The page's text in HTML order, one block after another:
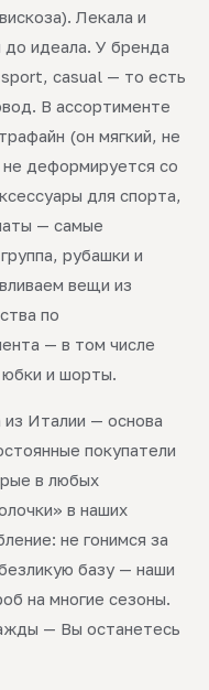
Лекала и
идеала. У бренда
casual — то есть
В ассортименте
(он мягкий, не
не деформируется со
для спорта,
— самые
рубашки и
вещи из
по
— в том числе
и шорты.
из Италии — основа
покупатели
в любых
в наших
не гонимся за
базу — наши
на многие сезоны.
— Вы останетесь